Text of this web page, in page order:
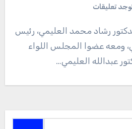
توجد تعليقات
ومعه عضوا المجلس اللواء
عبدالله العليمي…